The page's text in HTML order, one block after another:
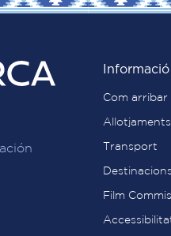
Com arribar
Allotjaments
Transport
Destinacions
Film